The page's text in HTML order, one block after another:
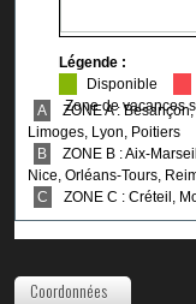
Coordonnées